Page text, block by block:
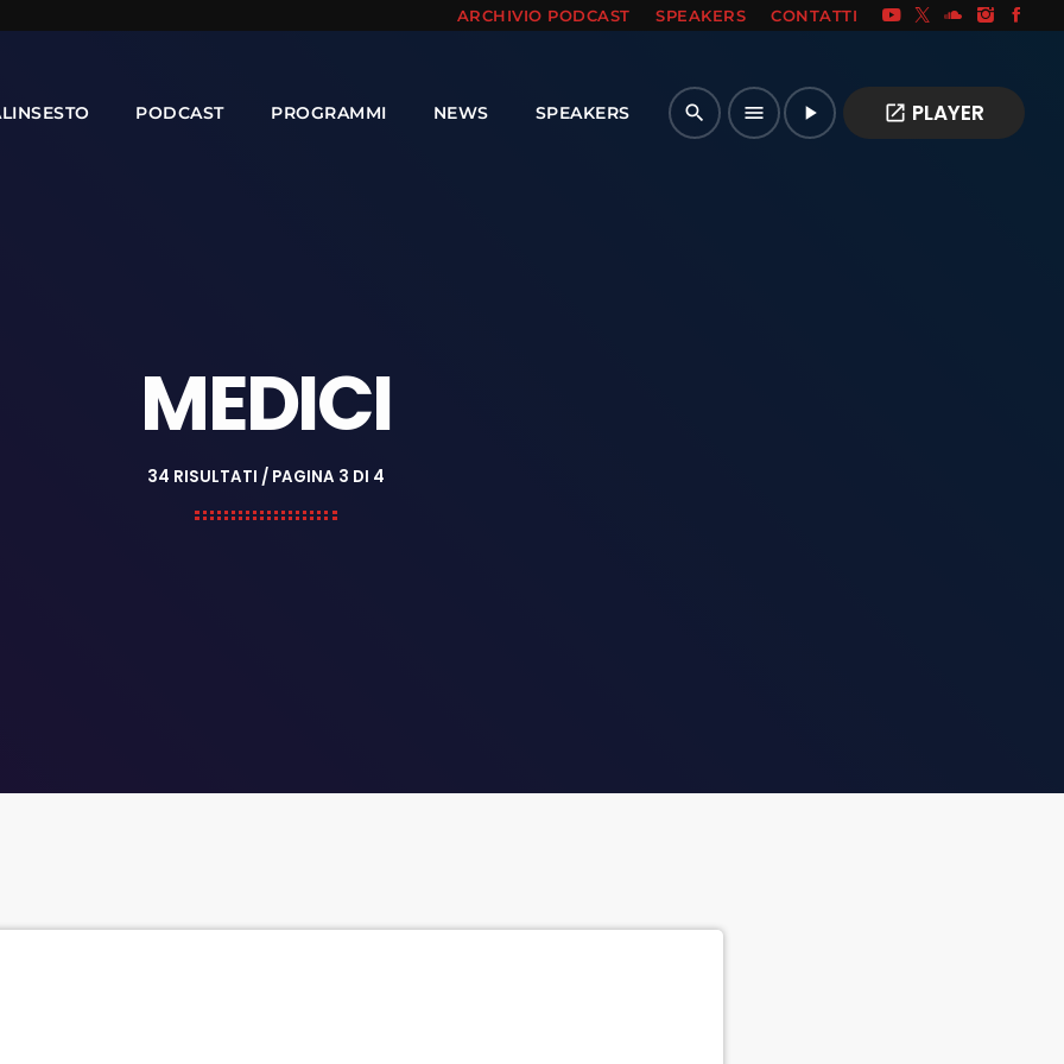
ARCHIVIO PODCAST SPEAKERS CONTATTI
PODCAST PROGRAMMI NEWS SPEAKERS search menu play_arrow open_in_new PLAYER
MEDICI
34 RISULTATI / PAGINA 3 DI 4